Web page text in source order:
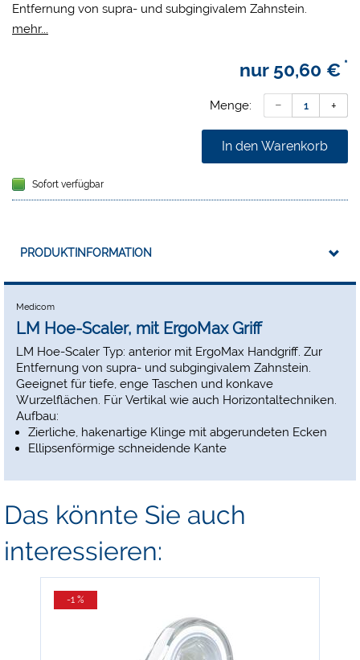
Entfernung von supra- und subgingivalem Zahnstein.
Geeignet für tiefe, enge Taschen und konkave
Zierliche, hakenartige Klinge mit abgerundeten Ecken
mehr...
nur 50,60 € *
Menge:
In den Warenkorb
Sofort verfügbar
PRODUKTINFORMATION
Medicom
LM Hoe-Scaler, mit ErgoMax Griff
LM Hoe-Scaler Typ: anterior mit ErgoMax Handgriff. Zur
Entfernung von supra- und subgingivalem Zahnstein.
Geeignet für tiefe, enge Taschen und konkave
Wurzelflächen. Für Vertikal wie auch Horizontaltechniken.
Aufbau:
Zierliche, hakenartige Klinge mit abgerundeten Ecken
Ellipsenförmige schneidende Kante
Das könnte Sie auch
interessieren:
-1 %